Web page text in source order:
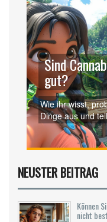
Sind
gut?
Wie ihr wisst,
Dinge aus und
Dieses Mal
Cannabis-
werden uns
könnten. Lasst
aufregende und
medizinischen
NEUSTER BEITRAG
Können
nicht